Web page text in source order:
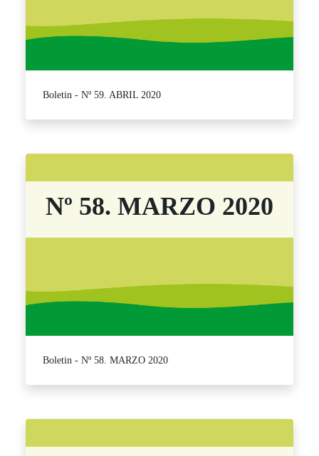
Boletin - Nº 59. ABRIL 2020
Nº 58. MARZO 2020
Boletin - Nº 58. MARZO 2020